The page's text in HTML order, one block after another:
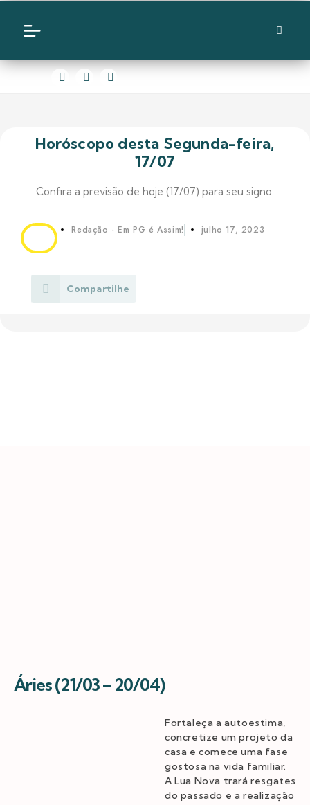
Horóscopo desta Segunda-feira,
17/07
Confira a previsão de hoje (17/07) para seu signo.
Redação - Em PG é Assim! julho 17, 2023
Compartilhe
Áries (21/03 – 20/04)
Fortaleça a autoestima,
concretize um projeto da
casa e comece uma fase
gostosa na vida familiar.
A Lua Nova trará resgates
do passado e a realização